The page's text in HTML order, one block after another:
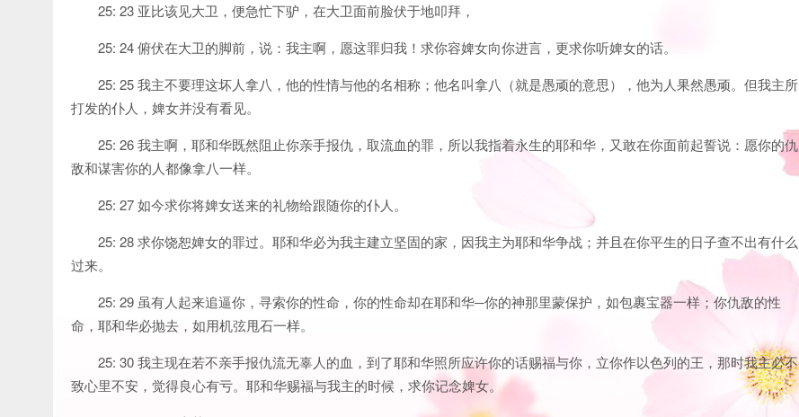
25: 23 亚比该见大卫，便急忙下驴，在大卫面前脸伏于地叩拜，
25: 24 俯伏在大卫的脚前，说：我主啊，愿这罪归我！求你容婢女向你进言，更求你听婢女的话。
25: 25 我主不要理这坏人拿八，他的性情与他的名相称；他名叫拿八（就是愚顽的意思），他为人果然愚顽。但我主所
打发的仆人，婢女并没有看见。
25: 26 我主啊，耶和华既然阻止你亲手报仇，取流血的罪，所以我指着永生的耶和华，又敢在你面前起誓说：愿你的仇
敌和谋害你的人都像拿八一样。
25: 27 如今求你将婢女送来的礼物给跟随你的仆人。
25: 28 求你饶恕婢女的罪过。耶和华必为我主建立坚固的家，因我主为耶和华争战；并且在你平生的日子查不出有什么
过来。
25: 29 虽有人起来追逼你，寻索你的性命，你的性命却在耶和华─你的神那里蒙保护，如包裹宝器一样；你仇敌的性
命，耶和华必抛去，如用机弦甩石一样。
25: 30 我主现在若不亲手报仇流无辜人的血，到了耶和华照所应许你的话赐福与你，立你作以色列的王，那时我主必不
致心里不安，觉得良心有亏。耶和华赐福与我主的时候，求你记念婢女。